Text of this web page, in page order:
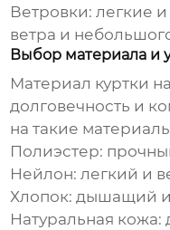
Ветровки: легкие
ветра и
Выбор материала и
Материал куртки
долговечность и
на такие
Полиэстер:
Нейлон: легкий и
Хлопок: дышащий
Натуральная кожа: